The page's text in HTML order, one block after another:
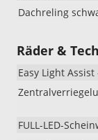
ist
in
mit
Dachreling
Räder &
Easy Light
FULL-LED-